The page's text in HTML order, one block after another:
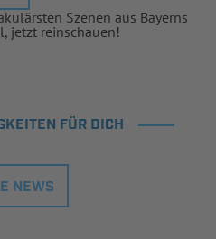
Szenen aus Bayerns
jetzt reinschauen!
FÜR DICH
NEWS